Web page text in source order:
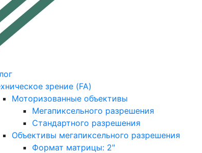
зрение (FA)
Моторизованные объективы
Мегапиксельного разрешения
Стандартного разрешения
Объективы мегапиксельного разрешения
Формат матрицы: 2"